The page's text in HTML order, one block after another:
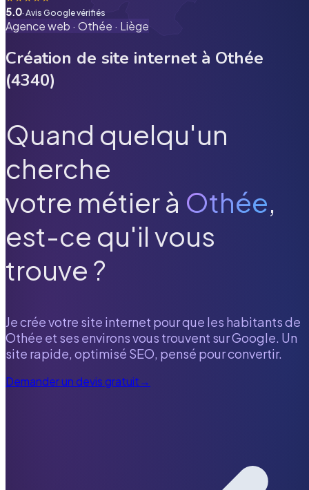
5.0· Avis Google vérifiés
Agence web · Othée · Liège
Création de site internet à Othée
(4340)
Quand quelqu'un
cherche
votre métier à Othée,
est-ce qu'il vous
trouve ?
Je crée votre site internet pour que les habitants de
Othée et ses environs vous trouvent sur Google. Un
site rapide, optimisé SEO, pensé pour convertir.
Demander un devis gratuit→